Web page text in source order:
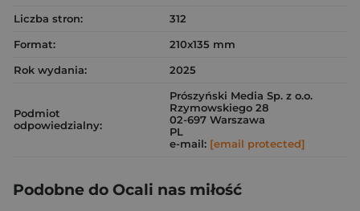
Liczba stron:
312
Format:
210x135 mm
Rok wydania:
2025
Podmiot
odpowiedzialny:
Prószyński Media Sp. z o.o.
Rzymowskiego 28
02-697 Warszawa
PL
e-mail: [email protected]
Podobne do Ocali nas miłość